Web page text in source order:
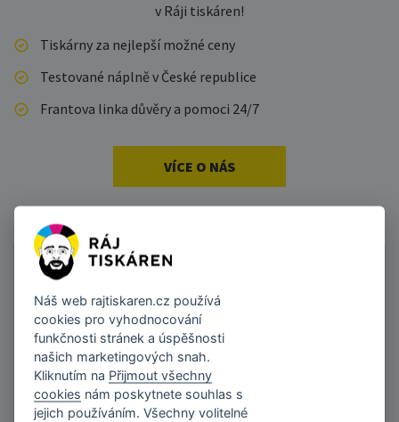
v Ráji tiskáren!
Tiskárny za nejlepší možné ceny
Testované náplně v České republice
Frantova linka důvěry a pomoci 24/7
VÍCE O NÁS
Možnosti dopravy
Vše pro božský tisk najdete na jednom místě.
Náš web rajtiskaren.cz používá
cookies pro vyhodnocování
funkčnosti stránek a úspěšnosti
našich marketingových snah.
Kliknutím na Přijmout všechny
cookies nám poskytnete souhlas s
jejich používáním. Všechny volitelné